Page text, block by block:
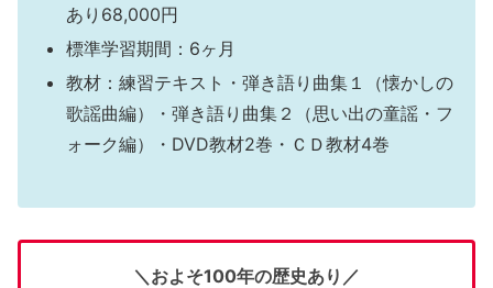
あり68,000円
標準学習期間：6ヶ月
教材：練習テキスト・弾き語り曲集１（懐かしの
歌謡曲編）・弾き語り曲集２（思い出の童謡・フ
ォーク編）・DVD教材2巻・ＣＤ教材4巻
＼およそ100年の歴史あり／